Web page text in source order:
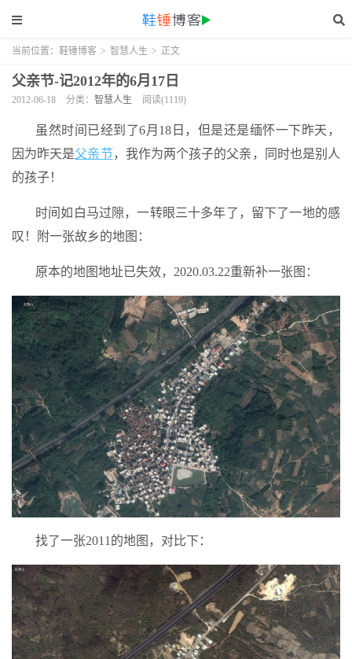
当前位置： 鞋锤博客 > 智慧人生 > 正文
父亲节-记2012年的6月17日
2012-06-18 分类： 智慧人生 阅读(1119)
虽然时间已经到了6月18日，但是还是缅怀一下昨天，
因为昨天是父亲节，我作为两个孩子的父亲，同时也是别人
的孩子！
时间如白马过隙，一转眼三十多年了，留下了一地的感
叹！附一张故乡的地图：
原本的地图地址已失效，2020.03.22重新补一张图：
找了一张2011的地图，对比下：